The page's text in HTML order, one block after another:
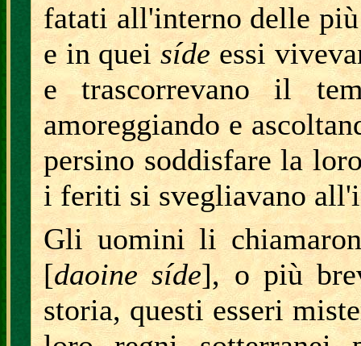
fatati all'interno delle
e in queisídeessi
e trascorrevano il
amoreggiando e
persino soddisfare la
i feriti si svegliavano
Gli uomini li
[daoine síde], o più
storia, questi esseri